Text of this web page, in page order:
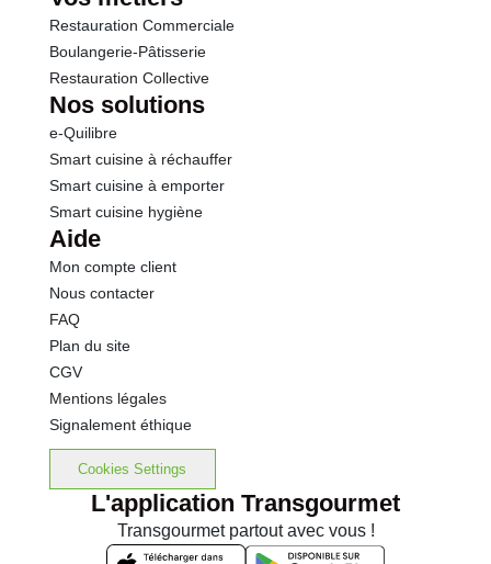
Restauration Commerciale
Boulangerie-Pâtisserie
Restauration Collective
Nos solutions
e-Quilibre
Smart cuisine à réchauffer
Smart cuisine à emporter
Smart cuisine hygiène
Aide
Mon compte client
Nous contacter
FAQ
Plan du site
CGV
Mentions légales
Signalement éthique
Cookies Settings
L'application Transgourmet
Transgourmet partout avec vous !